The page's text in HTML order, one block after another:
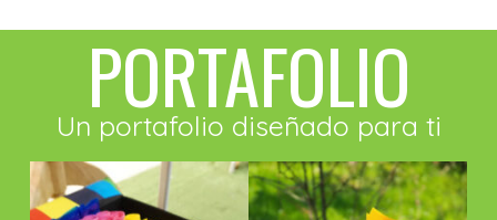
PORTAFOLIO
Un portafolio diseñado para ti